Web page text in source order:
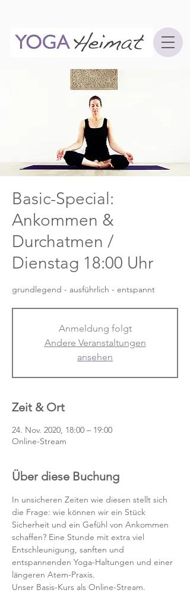
Basic-Special:
Ankommen &
Durchatmen /
Dienstag 18:00 Uhr
grundlegend - ausführlich - entspannt
Anmeldung folgt
Andere Veranstaltungen
ansehen
Zeit & Ort
24. Nov. 2020, 18:00 – 19:00
Online-Stream
Über diese Buchung
In unsicheren Zeiten wie diesen stellt sich
die Frage: wie können wir ein Stück
Sicherheit und ein Gefühl von Ankommen
schaffen? Eine Stunde mit extra viel
Entschleunigung, sanften und
entspannenden Yoga-Haltungen und einer
längeren Atem-Praxis.
Unser Basis-Kurs als Online-Stream.